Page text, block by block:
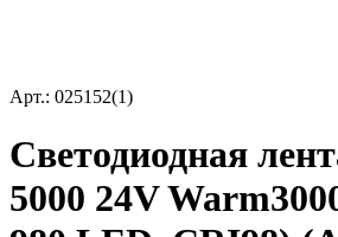
Арт.: 025152(1)
Светодиодная
5000 24V